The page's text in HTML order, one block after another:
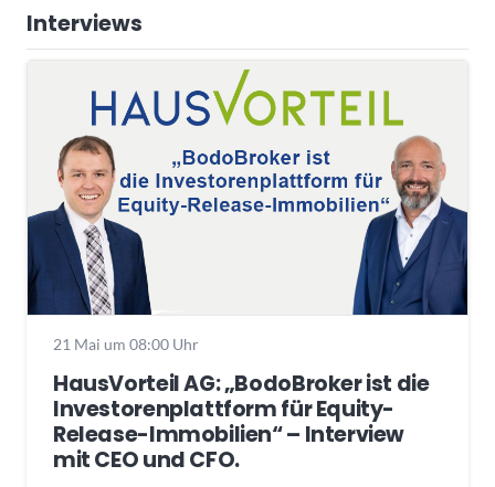
Interviews
21 Mai um 08:00 Uhr
HausVorteil AG: „BodoBroker ist die
Investorenplattform für Equity-
Release-Immobilien“ – Interview
mit CEO und CFO.